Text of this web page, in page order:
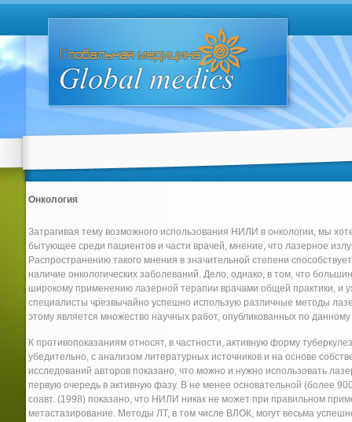
Онкология
Затрагивая тему возможного использования НИЛИ в онкологии, мы
бытующее среди пациентов и части врачей, мнение, что лазерное
Распространению такого мнения в значительной степени
наличие онкологических заболеваний. Дело, однако, в том, что
широкому применению лазерной терапии врачами общей практики, и
специалисты чрезвычайно успешно использую различные методы
этому является множество научных работ, опубликованных по
К противопоказаниям относят, в частности, активную форму
убедительно, с анализом литературных источников и на основе
исследований авторов показано, что можно и нужно использовать
первую очередь в активную фазу. В не менее основательной (более
соавт. (1998) показано, что НИЛИ никак не может при правильном
метастазирование. Методы ЛТ, в том числе ВЛОК, могут весьма